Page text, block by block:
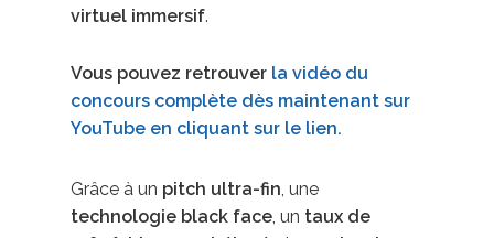
virtuel immersif.
Vous pouvez retrouver la vidéo du
concours complète dès maintenant sur
YouTube en cliquant sur le lien.
Grâce à un pitch ultra-fin, une
technologie black face, un taux de